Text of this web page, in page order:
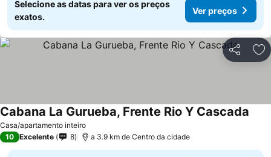
Selecione as datas para ver os preços
exatos.
Ver preços
Partilhar
Casa/apartamento inteiro
Cabana La Gurueba, Frente Rio Y Cascada
10 Excelente 8 a 3.9 km de Centro da cidade